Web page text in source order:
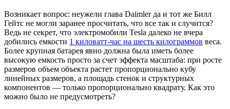
Возникает вопрос: неужели глава Daimler да и тот же Билл
Гейтс не могли заранее просчитать, что все так и случится?
Ведь не секрет, что электромобили Tesla далеко не вчера
добились емкости 1 киловатт-час на шесть килограммов веса.
Более крупная батарея явно должна была иметь более
высокую емкость просто за счет эффекта масштаба: при росте
размеров объем объекта растет пропорционально кубу
линейных размеров, а площадь стенок и структурных
компонентов — только пропорционально квадрату. Как это
можно было не предусмотреть?